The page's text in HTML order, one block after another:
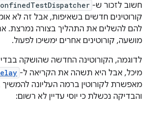
חשוב לזכור ש-
קורוטינים חדשים בשאיפות, אבל זה לא
להם להשלים את התהליך בצורה נמרצת.
מושעה, קורוטינים אחרים ימשיכו לפעול.
לדוגמה, הקורוטינה החדשה שהושקה
מיכל, אבל היא תשהה את הקריאה ל-
מאפשרת לקורוטין ברמה העליונה להמשיך
והבדיקה נכשלת כי יוסי עדיין לא רשום: